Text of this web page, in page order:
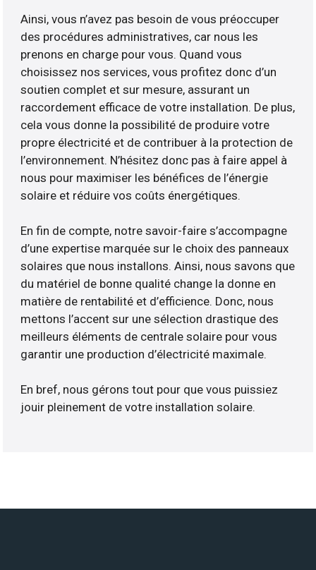
Ainsi, vous n’avez pas besoin de vous préoccuper
des procédures administratives, car nous les
prenons en charge pour vous. Quand vous
choisissez nos services, vous profitez donc d’un
soutien complet et sur mesure, assurant un
raccordement efficace de votre installation. De plus,
cela vous donne la possibilité de produire votre
propre électricité et de contribuer à la protection de
l’environnement. N’hésitez donc pas à faire appel à
nous pour maximiser les bénéfices de l’énergie
solaire et réduire vos coûts énergétiques.
En fin de compte, notre savoir-faire s’accompagne
d’une expertise marquée sur le choix des panneaux
solaires que nous installons. Ainsi, nous savons que
du matériel de bonne qualité change la donne en
matière de rentabilité et d’efficience. Donc, nous
mettons l’accent sur une sélection drastique des
meilleurs éléments de centrale solaire pour vous
garantir une production d’électricité maximale.
En bref, nous gérons tout pour que vous puissiez
jouir pleinement de votre installation solaire.